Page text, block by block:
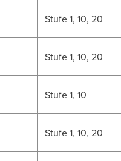
Stufe 1, 10, 20
Stufe 1, 10, 20
Stufe 1, 10
Stufe 1, 10, 20